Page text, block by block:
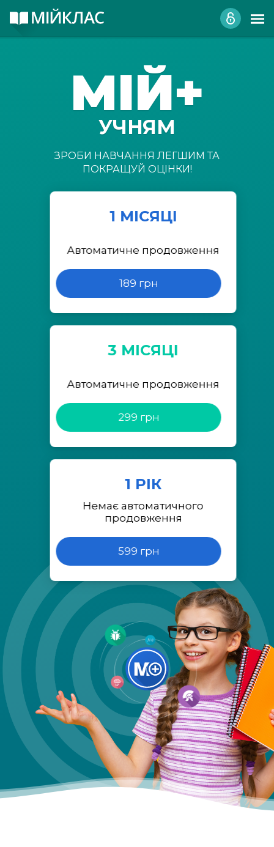
МІЙ+
УЧНЯМ
ЗРОБИ НАВЧАННЯ ЛЕГШИМ ТА
ПОКРАЩУЙ ОЦІНКИ!
1 МІСЯЦІ
Автоматичне продовження
189 грн
3 МІСЯЦІ
Автоматичне продовження
299 грн
1 РІК
Немає автоматичного
продовження
599 грн